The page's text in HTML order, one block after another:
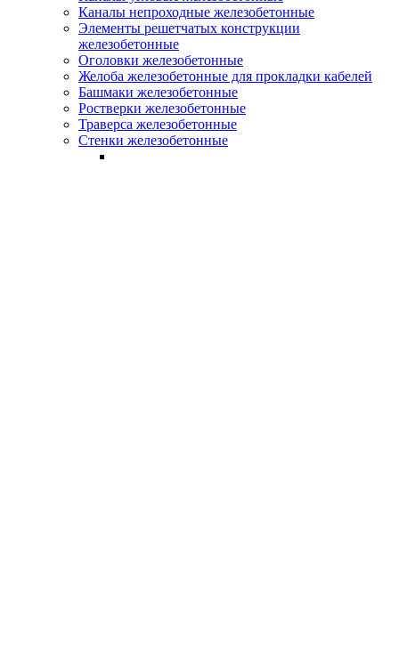
Каналы непроходные железобетонные
Элементы решетчатых конструкции
железобетонные
Оголовки железобетонные
Желоба железобетонные для прокладки кабелей
Башмаки железобетонные
Ростверки железобетонные
Траверса железобетонные
Стенки железобетонные